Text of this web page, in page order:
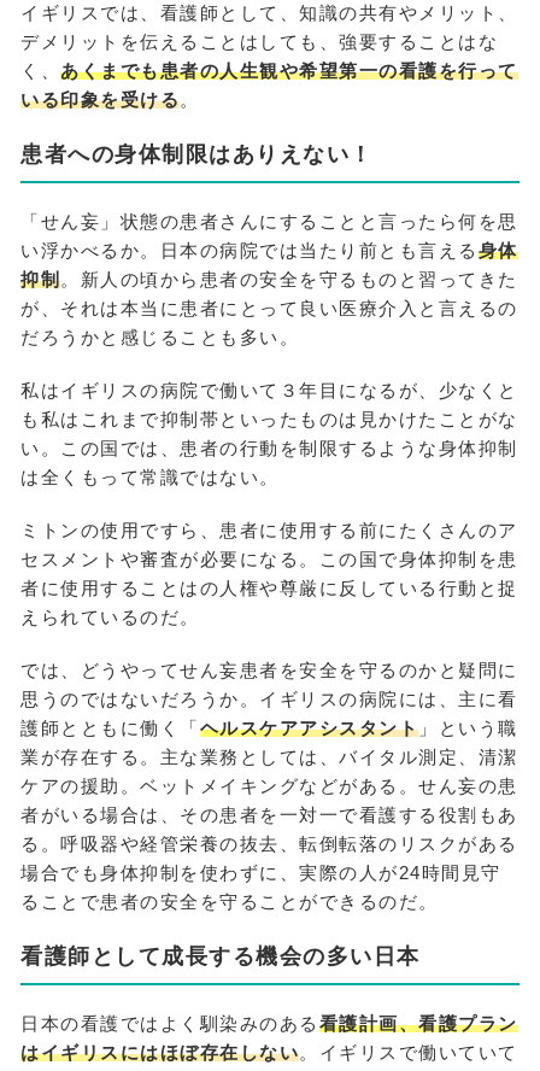
イギリスでは、看護師として、知識の共有やメリット、
デメリットを伝えることはしても、強要することはな
く、あくまでも患者の人生観や希望第一の看護を行って
いる印象を受ける。
患者への身体制限はありえない！
「せん妄」状態の患者さんにすることと言ったら何を思
い浮かべるか。日本の病院では当たり前とも言える 身体
抑制。新人の頃から患者の安全を守るものと習ってきた
が、それは本当に患者にとって良い医療介入と言えるの
だろうかと感じることも多い。
私はイギリスの病院で働いて３年目になるが、少なくと
も私はこれまで抑制帯といったものは見かけたことがな
い。この国では、患者の行動を制限するような身体抑制
は全くもって常識ではない。
ミトンの使用ですら、患者に使用する前にたくさんのア
セスメントや審査が必要になる。この国で身体抑制を患
者に使用することはの人権や尊厳に反している行動と捉
えられているのだ。
では、どうやってせん妄患者を安全を守るのかと疑問に
思うのではないだろうか。イギリスの病院には、主に看
護師とともに働く「ヘルスケアアシスタント 」という職
業が存在する。主な業務としては、バイタル測定、清潔
ケアの援助。ベットメイキングなどがある。せん妄の患
者がいる場合は、その患者を一対一で看護する役割もあ
る。呼吸器や経管栄養の抜去、転倒転落のリスクがある
場合でも身体抑制を使わずに、実際の人が24時間見守
ることで患者の安全を守ることができるのだ。
看護師として成長する機会の多い日本
日本の看護ではよく馴染みのある 看護計画、看護プラン
はイギリスにはほぼ存在しない。イギリスで働いていて